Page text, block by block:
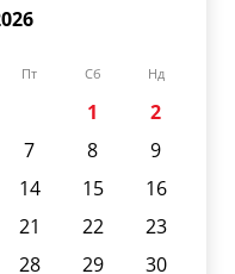
Пт Сб Нд
1
2
7 8
9
14 15
16
21 22
23
28 29
30